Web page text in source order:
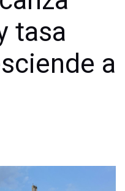
tasa
a